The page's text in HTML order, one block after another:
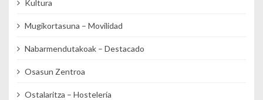
Kultura
Mugikortasuna – Movilidad
Nabarmendutakoak – Destacado
Osasun Zentroa
Ostalaritza – Hostelería